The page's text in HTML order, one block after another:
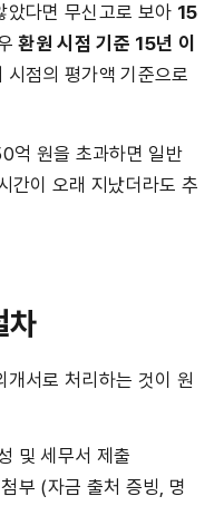
았다면 무신고로 보아 15
환원 시점 기준 15년 이
시점의 평가액 기준으로
억 원을 초과하면 일반
간이 오래 지났더라도 추
차
서로 처리하는 것이 원
및 세무서 제출